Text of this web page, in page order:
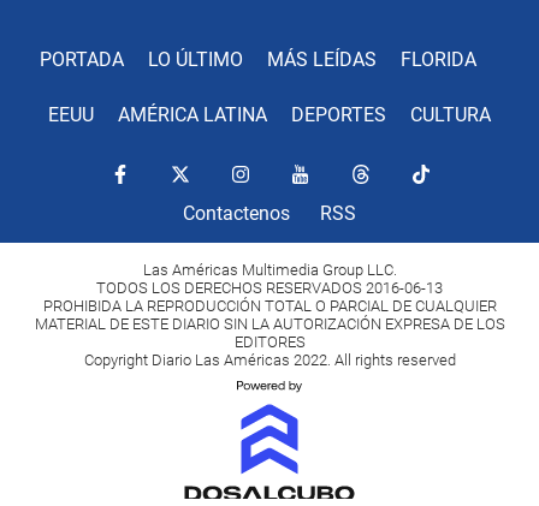
PORTADA LO ÚLTIMO MÁS LEÍDAS FLORIDA
EEUU AMÉRICA LATINA DEPORTES CULTURA
Contactenos RSS
Las Américas Multimedia Group LLC.
TODOS LOS DERECHOS RESERVADOS 2016-06-13
PROHIBIDA LA REPRODUCCIÓN TOTAL O PARCIAL DE CUALQUIER
MATERIAL DE ESTE DIARIO SIN LA AUTORIZACIÓN EXPRESA DE LOS
EDITORES
Copyright Diario Las Américas 2022. All rights reserved